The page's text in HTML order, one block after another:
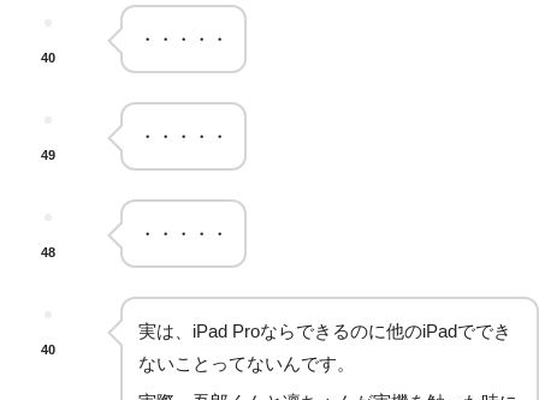
40
・・・・・
49
・・・・・
48
・・・・・
40
実は、iPad Proならできるのに他のiPadででき
ないことってないんです。